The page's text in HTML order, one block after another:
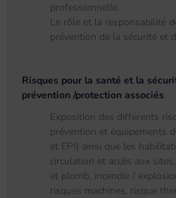
professionnelle.
Le rôle et la responsabilité
prévention de la sécurité et
Risques pour la santé et la
prévention /protection associés
Exposition des différents
prévention et équipements
et EPI) ainsi que les
circulation et accès aux
et plomb, incendie /
risques machines, risque